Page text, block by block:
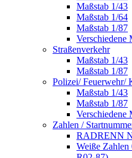
Maßstab 1/43
Maßstab 1/64
Maßstab 1/87
Verschiedene
Straßenverkehr
Maßstab 1/43
Maßstab 1/87
Polizei/ Feuerwehr/
Maßstab 1/43
Maßstab 1/87
Verschiedene
Zahlen /
RADRENN
Weiße